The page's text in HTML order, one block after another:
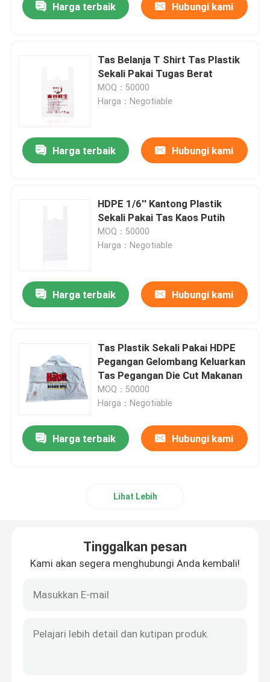
Rumah
Tentang kita
Harga terbaik Hubungi kami
Tas Belanja T Shirt Tas Plastik
Sekali Pakai Tugas Berat
MOQ：50000
Harga：Negotiable
Harga terbaik Hubungi kami
HDPE 1/6'' Kantong Plastik
Sekali Pakai Tas Kaos Putih
MOQ：50000
Harga：Negotiable
Harga terbaik Hubungi kami
Tas Plastik Sekali Pakai HDPE
Pegangan Gelombang Keluarkan
Tas Pegangan Die Cut Makanan
MOQ：50000
Harga：Negotiable
Harga terbaik Hubungi kami
Lihat Lebih
Tinggalkan pesan
Kami akan segera menghubungi Anda kembali!